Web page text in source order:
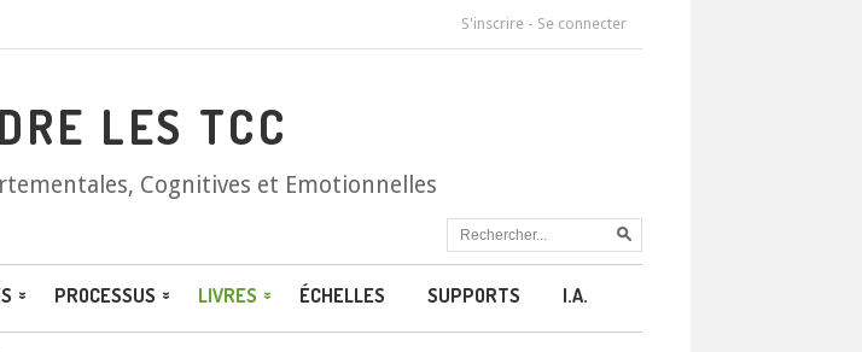
S'inscrire - Se connecter
LES TCC
Cognitives et Emotionnelles
PROCESSUS LIVRES ÉCHELLES SUPPORTS I.A.